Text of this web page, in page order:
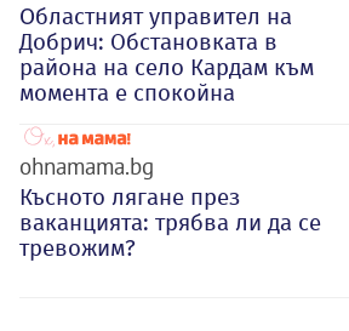
Oбластният управител на
Добрич: Обстановката в
района на село Кардам към
момента е спокойна
ohnamama.bg
Късното лягане през
ваканцията: трябва ли да се
тревожим?